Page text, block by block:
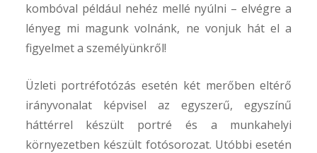
kombóval például nehéz mellé nyúlni – elvégre a
lényeg mi magunk volnánk, ne vonjuk hát el a
figyelmet a személyünkről!
Üzleti portréfotózás esetén két merőben eltérő
irányvonalat képvisel az egyszerű, egyszínű
háttérrel készült portré és a munkahelyi
környezetben készült fotósorozat. Utóbbi esetén